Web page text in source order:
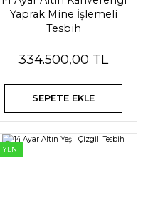
Yaprak Mine İşlemeli
Tesbih
334.500,00 TL
SEPETE EKLE
YENİ